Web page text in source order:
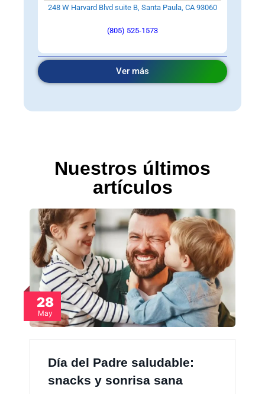
248 W Harvard Blvd suite B, Santa Paula, CA 93060
(805) 525-1573
Ver más
Nuestros últimos
artículos
28
May
Día del Padre saludable:
snacks y sonrisa sana